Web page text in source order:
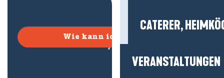
CATERER,
VERANSTALTUNGEN
Wie kann ich kommen?